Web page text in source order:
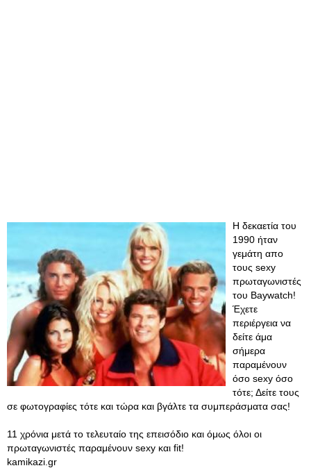
Η δεκαετία του
1990 ήταν
γεμάτη απο
τους sexy
πρωταγωνιστές
του Baywatch!
Έχετε
περιέργεια να
δείτε άμα
σήμερα
παραμένουν
όσο sexy όσο
τότε; Δείτε τους
σε φωτογραφίες τότε και τώρα και βγάλτε τα συμπεράσματα σας!
11 χρόνια μετά το τελευταίο της επεισόδιο και όμως όλοι οι
πρωταγωνιστές παραμένουν sexy και fit!
kamikazi.gr